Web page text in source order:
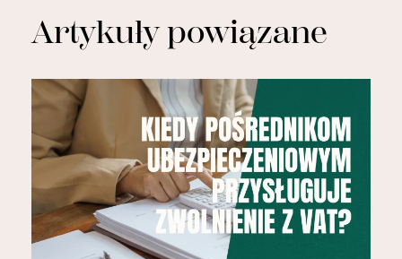
Artykuły powiązane